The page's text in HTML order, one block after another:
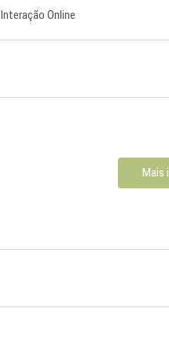
Interação Online
Mais